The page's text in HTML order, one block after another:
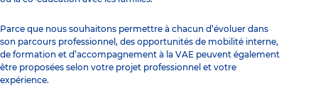
Parce que nous souhaitons permettre à chacun d’évoluer dans
son parcours professionnel, des opportunités de mobilité interne,
de formation et d’accompagnement à la VAE peuvent également
être proposées selon votre projet professionnel et votre
expérience.